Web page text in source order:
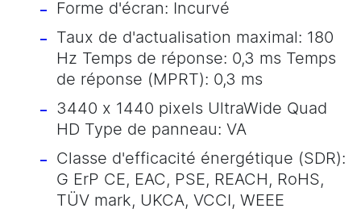
Forme d'écran: Incurvé
Taux de d'actualisation maximal: 180
Hz Temps de réponse: 0,3 ms Temps
de réponse (MPRT): 0,3 ms
3440 x 1440 pixels UltraWide Quad
HD Type de panneau: VA
Classe d'efficacité énergétique (SDR):
G ErP CE, EAC, PSE, REACH, RoHS,
TÜV mark, UKCA, VCCI, WEEE